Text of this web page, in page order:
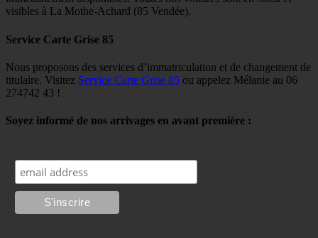
visibles à La Mothe-Achard (85 Vendée).
Service Carte Grise 85
Nous proposons des services d’immatriculation et de changement de
titulaire. Visitez Service Carte Grise 85 ou appelez Mélanie au 06
274742 43 !
Soyez informé de nos arrivages en avant première :